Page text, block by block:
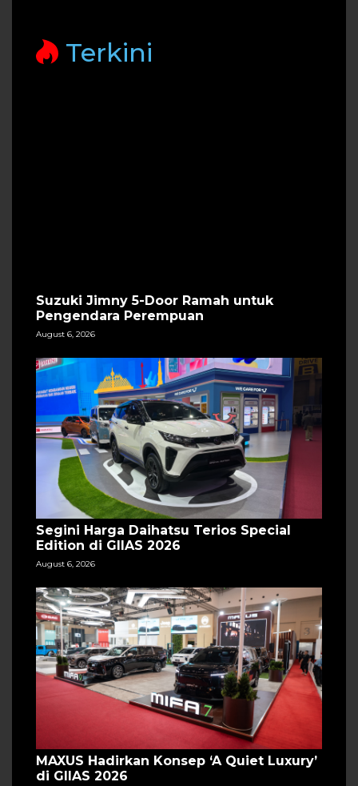
Terkini
Suzuki Jimny 5-Door Ramah untuk
Pengendara Perempuan
August 6, 2026
Segini Harga Daihatsu Terios Special
Edition di GIIAS 2026
August 6, 2026
MAXUS Hadirkan Konsep ‘A Quiet Luxury’
di GIIAS 2026